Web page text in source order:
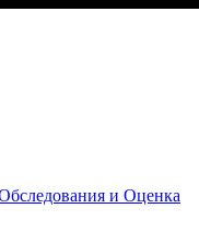
и Оценка